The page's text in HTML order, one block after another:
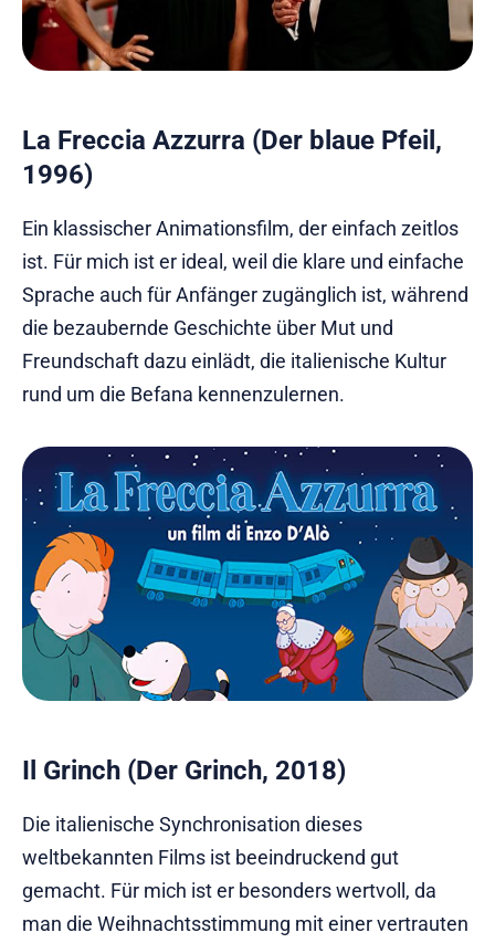
La Freccia Azzurra (Der blaue Pfeil,
1996)
Ein klassischer Animationsfilm, der einfach zeitlos
ist. Für mich ist er ideal, weil die klare und einfache
Sprache auch für Anfänger zugänglich ist, während
die bezaubernde Geschichte über Mut und
Freundschaft dazu einlädt, die italienische Kultur
rund um die Befana kennenzulernen.
Il Grinch (Der Grinch, 2018)
Die italienische Synchronisation dieses
weltbekannten Films ist beeindruckend gut
gemacht. Für mich ist er besonders wertvoll, da
man die Weihnachtsstimmung mit einer vertrauten